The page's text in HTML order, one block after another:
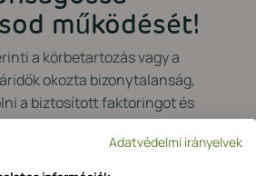
működését!
a körbetartozás vagy a
okozta bizonytalanság,
a biztosított faktoringot és
a probléma
válna.
Adatvédelmi irányelvek